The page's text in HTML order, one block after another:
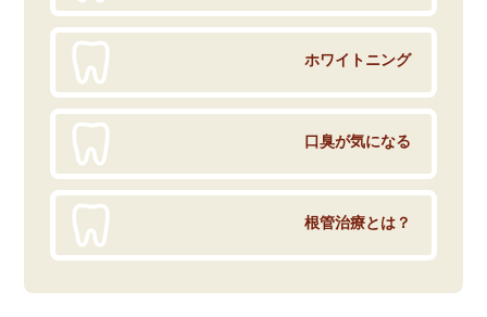
ホワイトニング
口臭が気になる
根管治療とは？